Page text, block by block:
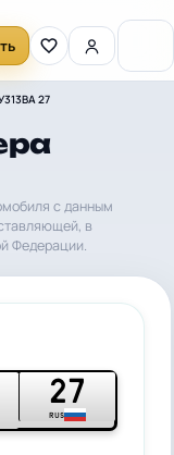
27
с данным
в
Федерации.
27
RUS